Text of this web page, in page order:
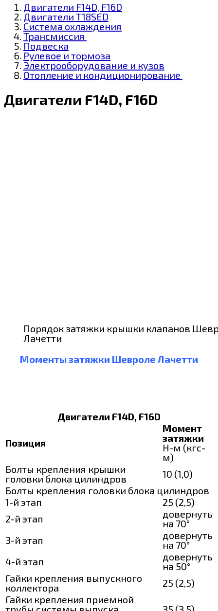
Двигатели F14D, F16D
Двигатели Т18SED
Система охлаждения
Трансмиссия
Подвеска
Рулевое и тормоза
Электрооборудование и кузов
Отопление и кондиционирование
Двигатели F14D, F16D
Порядок затяжки крышки клапанов
Лачетти
Моменты затяжки Шевроле Лачетти
Двигатели F14D, F16D
Позиция
Момент
затяжки
Н-м (кгс-
м)
Болты крепления крышки
головки блока цилиндров
10 (1,0)
Болты крепления головки блока цилиндров
1-й этап
25 (2,5)
2-й этап
довернуть
на 70°
3-й этап
довернуть
на 70°
4-й этап
довернуть
на 50°
Гайки крепления выпускного
коллектора
25 (2,5)
Гайки крепления приемной